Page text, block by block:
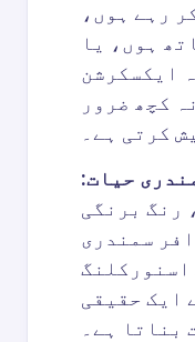
رہے ہوں،
ہوں، یا
ایکسکرشن
کچھ ضرور
کرتی ہے۔
حیات:
رنگ برنگی
سمندری
اسنورکلنگ
ایک حقیقی
بناتا ہے۔